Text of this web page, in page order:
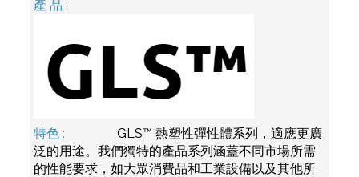
GLS™ 熱塑性彈性體系列，適應更廣
泛的用途。我們獨特的產品系列涵蓋不同市場所需
的性能要求，如大眾消費品和工業設備以及其他所